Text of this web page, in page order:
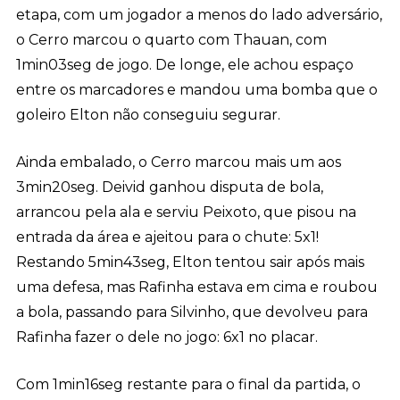
etapa, com um jogador a menos do lado adversário,
o Cerro marcou o quarto com Thauan, com
1min03seg de jogo. De longe, ele achou espaço
entre os marcadores e mandou uma bomba que o
goleiro Elton não conseguiu segurar.
Ainda embalado, o Cerro marcou mais um aos
3min20seg. Deivid ganhou disputa de bola,
arrancou pela ala e serviu Peixoto, que pisou na
entrada da área e ajeitou para o chute: 5x1!
Restando 5min43seg, Elton tentou sair após mais
uma defesa, mas Rafinha estava em cima e roubou
a bola, passando para Silvinho, que devolveu para
Rafinha fazer o dele no jogo: 6x1 no placar.
Com 1min16seg restante para o final da partida, o